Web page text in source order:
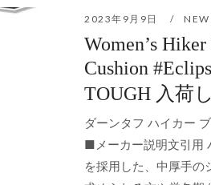
2023年9月9日 NEW
Women’s
Cushion
TOUGH 入荷
ダーンタフ ハイカー
■メーカー説明文引用
を採用した、中厚手の